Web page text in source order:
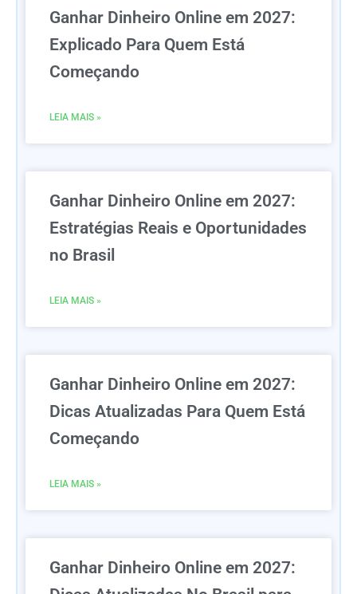
Ganhar Dinheiro Online em 2027:
Explicado Para Quem Está
Começando
LEIA MAIS »
Ganhar Dinheiro Online em 2027:
Estratégias Reais e Oportunidades
no Brasil
LEIA MAIS »
Ganhar Dinheiro Online em 2027:
Dicas Atualizadas Para Quem Está
Começando
LEIA MAIS »
Ganhar Dinheiro Online em 2027: